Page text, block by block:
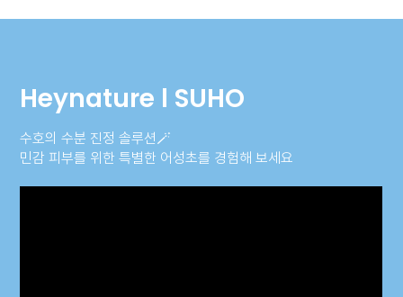
Heynature l SUHO
수호의 수분 진정 솔루션🪄
민감 피부를 위한 특별한 어성초를 경험해 보세요